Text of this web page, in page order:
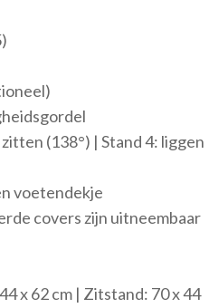
(138°) | Stand 4: liggen
voetendekje
covers zijn uitneembaar
x 62 cm | Zitstand: 70 x 44